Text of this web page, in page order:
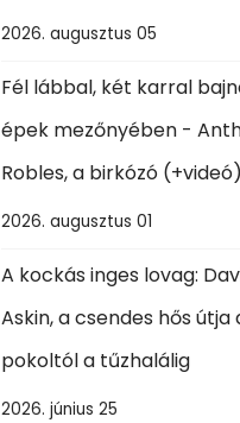
2026. augusztus 05
Fél lábbal, két karral
épek mezőnyében -
Robles, a birkózó (+videó)
2026. augusztus 01
A kockás inges lovag:
Askin, a csendes hős útja
pokoltól a tűzhalálig
2026. június 25